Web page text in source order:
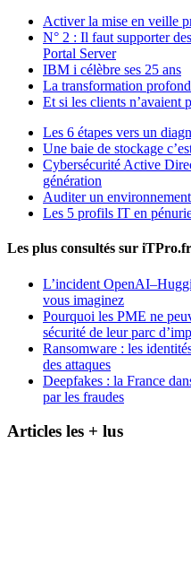
Activer la mise en veille
N° 2 : Il faut supporter
Portal Server
IBM i célèbre ses 25 ans
La transformation
Et si les clients n’avaient
Les 6 étapes vers un
Une baie de stockage
Cybersécurité Active
génération
Auditer un
Les 5 profils IT en
Les plus consultés sur iTPro.fr
L’incident
vous imaginez
Pourquoi les PME ne
sécurité de leur parc
Ransomware : les
des attaques
Deepfakes : la France
par les fraudes
Articles les + lus